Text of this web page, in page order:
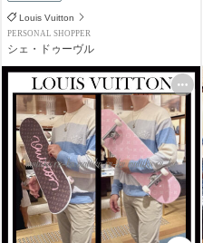
Louis Vuitton
PERSONAL SHOPPER
シェ・ドゥーヴル